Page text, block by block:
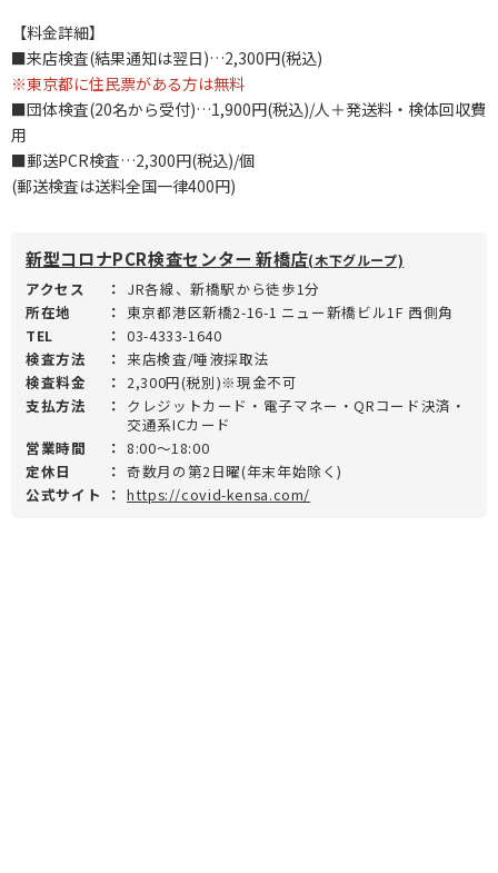
【料金詳細】
■来店検査(結果通知は翌日)…2,300円(税込)
※東京都に住民票がある方は無料
■団体検査(20名から受付)…1,900円(税込)/人＋発送料・検体回収費
用
■郵送PCR検査…2,300円(税込)/個
(郵送検査は送料全国一律400円)
新型コロナPCR検査センター 新橋店(木下グループ)
アクセス ： JR各線、新橋駅から徒歩1分
所在地
： 東京都港区新橋2-16-1 ニュー新橋ビル1F 西側角
TEL
： 03-4333-1640
検査方法
： 来店検査/唾液採取法
検査料金
： 2,300円(税別)※現金不可
支払方法
： クレジットカード・電子マネー・QRコード決済・
交通系ICカード
営業時間
： 8:00～18:00
定休日
： 奇数月の第2日曜(年末年始除く)
公式サイト
： https://covid-kensa.com/